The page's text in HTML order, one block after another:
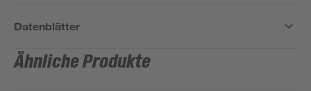
Datenblätter
Ähnliche Produkte